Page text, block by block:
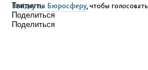
Войдите в Бюросферу, чтобы голосовать
Твитнуть
Поделиться
Поделиться